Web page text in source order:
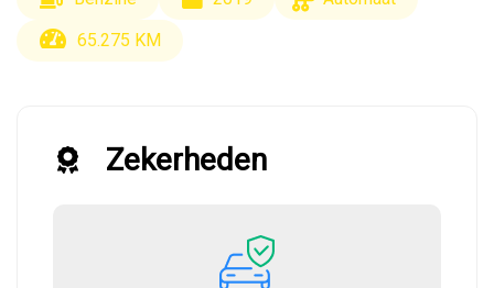
65.275 KM
Zekerheden